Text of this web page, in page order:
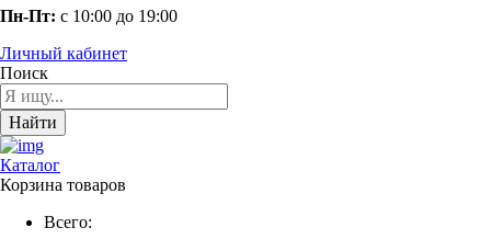
Пн-Пт: с 10:00 до 19:00
Личный кабинет
Поиск
Найти
Каталог
Корзина товаров
Всего: